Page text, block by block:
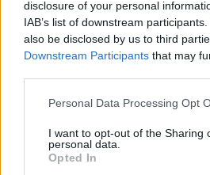
disclosure of your personal
IAB’s list of downstream
also be disclosed by us to third
Downstream Participants that may
Please note that this website/app
not limited to your visit or usage
grant or deny consent to Google
use your data for below specified
Personal Data Processing Opt
I want to opt-out of the Sharing
personal data.
Opted In